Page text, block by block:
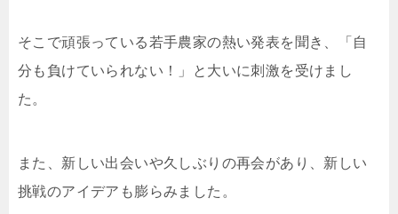
そこで頑張っている若手農家の熱い発表を聞き、「自
分も負けていられない！」と大いに刺激を受けまし
た。
また、新しい出会いや久しぶりの再会があり、新しい
挑戦のアイデアも膨らみました。